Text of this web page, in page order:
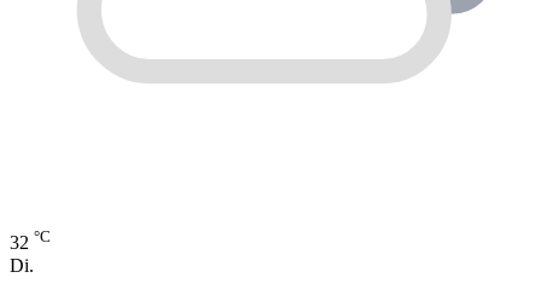
32 °C
Di.